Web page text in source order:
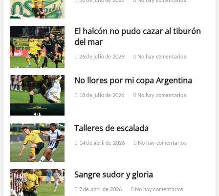
El halcón no pudo cazar al tiburón
del mar
26 de julio de 2026 No hay comentarios
No llores por mi copa Argentina
18 de julio de 2026 No hay comentarios
Talleres de escalada
14 de abril de 2026 No hay comentarios
Sangre sudor y gloria
7 de abril de 2026 No hay comentarios